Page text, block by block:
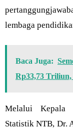
lembaga
Baca Juga:
Rp33,73
Melalui Kepala
Statistik NTB, Dr.